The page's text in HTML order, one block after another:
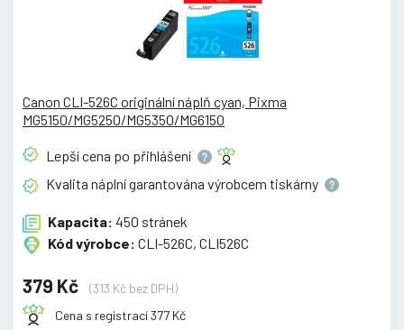
Canon CLI-526C originální náplň cyan, Pixma
MG5150/MG5250/MG5350/MG6150
Lepší cena po přihlášení
Kvalita náplní garantována výrobcem tiskárny
Kapacita: 450 stránek
Kód výrobce: CLI-526C, CLI526C
379 Kč
(313 Kč bez DPH)
Cena s registrací 377 Kč